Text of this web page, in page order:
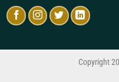
Copyright